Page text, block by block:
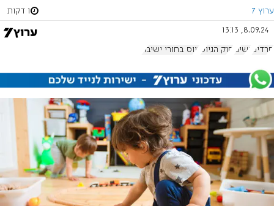
ערוץ 7 1 דקות
8.09.24, 13:13
חרדים נשים חוק הגיוס גיוס בחורי ישיבה